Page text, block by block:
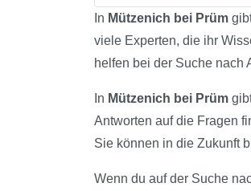
In Mützenich bei Prüm
viele Experten, die ihr
helfen bei der Suche nach
In Mützenich bei Prüm
Antworten auf die Fragen
Sie können in die Zukunft
Wenn du auf der Suche